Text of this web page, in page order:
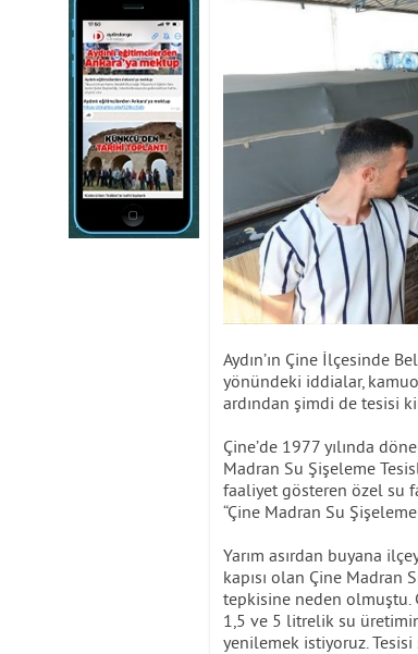
Aydın’ın Çine İlçesinde
yönündeki iddialar,
ardından şimdi de tesisi
Çine’de 1977 yılında
Madran Su Şişeleme
faaliyet gösteren özel su
“Çine Madran Su
Yarım asırdan buyana
kapısı olan Çine Madran
tepkisine neden olmuştu.
1,5 ve 5 litrelik su
yenilemek istiyoruz. Tesisi